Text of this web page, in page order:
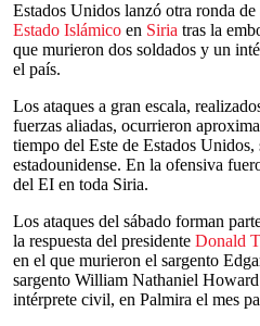
Estados Unidos lanzó otra ronda de
Estado Islámico en Siria tras la
que murieron dos soldados y un
el país.
Los ataques a gran escala,
fuerzas aliadas, ocurrieron
tiempo del Este de Estados
estadounidense. En la ofensiva
del EI en toda Siria.
Los ataques del sábado forman
la respuesta del presidente Donald
en el que murieron el sargento
sargento William Nathaniel
intérprete civil, en Palmira el mes